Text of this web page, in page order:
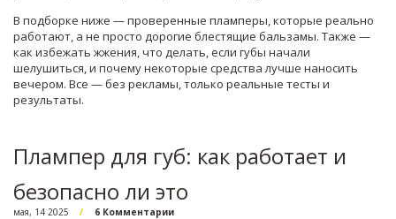
В подборке ниже — проверенные пламперы, которые реально
работают, а не просто дорогие блестящие бальзамы. Также —
как избежать жжения, что делать, если губы начали
шелушиться, и почему некоторые средства лучше наносить
вечером. Все — без рекламы, только реальные тесты и
результаты.
Плампер для губ: как работает и
безопасно ли это
мая, 14 2025 6 Комментарии